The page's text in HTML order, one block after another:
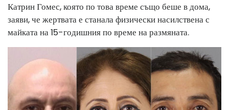
Катрин Гомес, която по това време също беше в дома,
заяви, че жертвата е станала физически насилствена с
майката на 15-годишния по време на размяната.